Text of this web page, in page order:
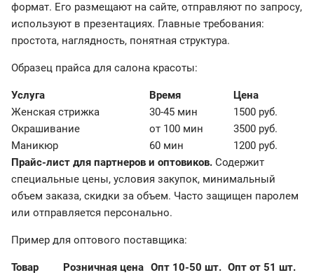
формат. Его размещают на сайте, отправляют по запросу,
используют в презентациях. Главные требования:
простота, наглядность, понятная структура.
Образец прайса для салона красоты:
Услуга Время
Цена
Женская стрижка
30-45 мин
1500 руб.
Окрашивание
от 100 мин
3500 руб.
Маникюр
60 мин
1200 руб.
Прайс-лист для партнеров и оптовиков. Содержит
специальные цены, условия закупок, минимальный
объем заказа, скидки за объем. Часто защищен паролем
или отправляется персонально.
Пример для оптового поставщика:
Товар Розничная цена Опт 10-50 шт. Опт от 51 шт.